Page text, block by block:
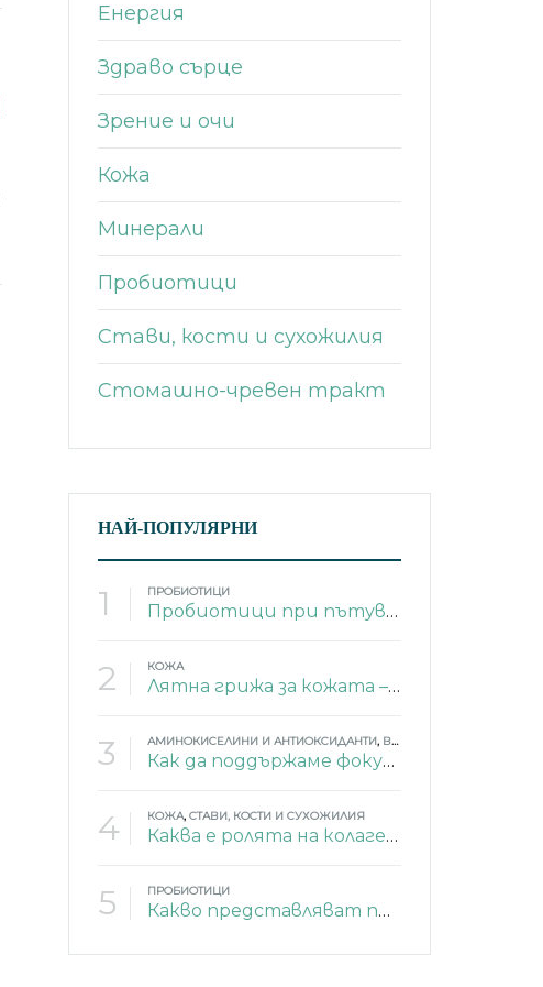
Енергия
Здраво сърце
Зрение и очи
Кожа
Минерали
Пробиотици
Стави, кости и сухожилия
Стомашно-чревен тракт
НАЙ-ПОПУЛЯРНИ
1 ПРОБИОТИЦИ
Пробиотици при пътуване
2 КОЖА
Лятна грижа за кожата – 4 изненадващи съставки
3 АМИНОКИСЕЛИНИ И АНТИОКСИДАНТИ, ВИТАМИНИ
Как да поддържаме фокус и памет през лятото?
4 КОЖА, СТАВИ, КОСТИ И СУХОЖИЛИЯ
Каква е ролята на колагена в тялото?
5 ПРОБИОТИЦИ
Какво представляват пробиотиците?